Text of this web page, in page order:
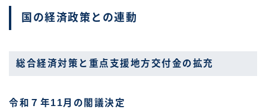
国の経済政策との連動
総合経済対策と重点支援地方交付金の拡充
令和７年11月の閣議決定